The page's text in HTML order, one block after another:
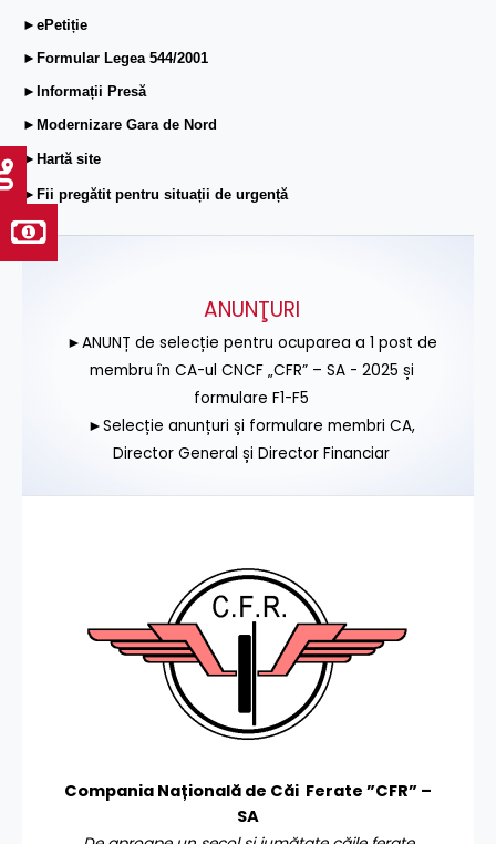
►ePetiție
►Formular Legea 544/2001
►Informații Presă
►Modernizare Gara de Nord
►Hartă site
►Fii pregătit pentru situații de urgență
ANUNŢURI
►ANUNȚ de selecție pentru ocuparea a 1 post de
membru în CA-ul CNCF „CFR” – SA - 2025 și
formulare F1-F5
►Selecție anunțuri și formulare membri CA,
Director General și Director Financiar
Compania Națională de Căi Ferate ”CFR” –
SA